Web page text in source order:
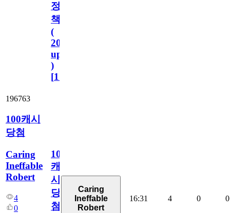
정
책
(
2023.11.1
update
)
[110
196763
100캐시
당첨
Caring
Ineffable
Robert
4
0
100
캐
시
당
첨
Caring
Ineffable
Robert
16:31 4 0 0